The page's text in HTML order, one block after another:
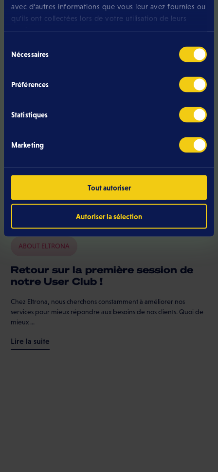
avec d'autres informations que vous leur avez fournies ou
qu'ils ont collectées lors de votre utilisation de leurs
duNécessaires
Préférences
Statistiques
Marketing
Tout autoriser
Autoriser la sélection
Articles similaires
ABOUT ELTRONA
Retour sur la première session de
notre User Club !
Chez Eltrona, nous cherchons constamment à améliorer nos
services pour mieux répondre aux besoins de nos clients. Quoi de
mieux ...
Lire la suite